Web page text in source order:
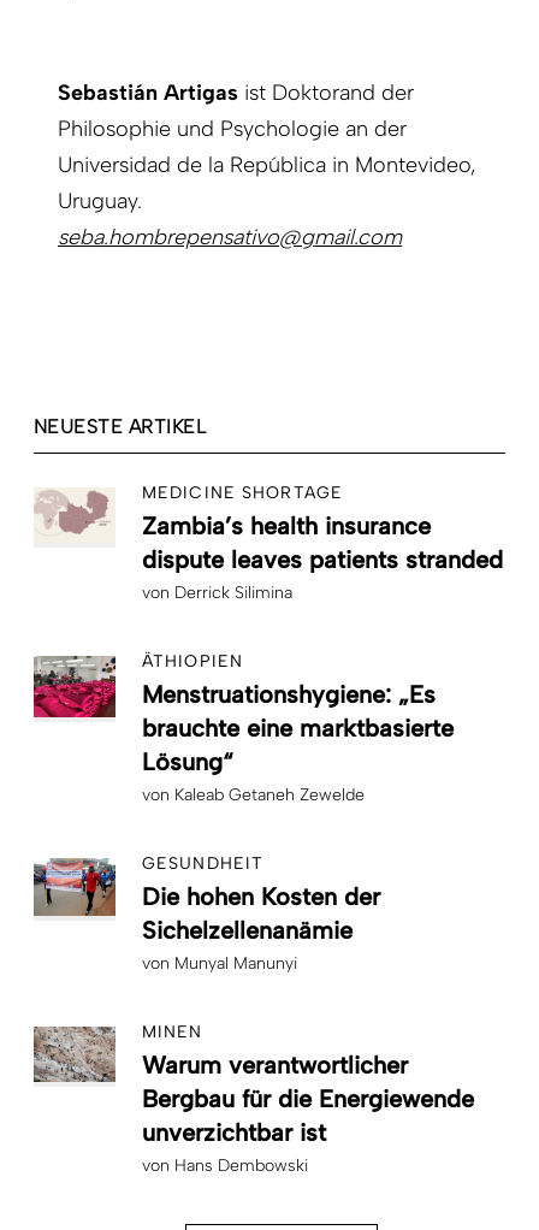
Sebastián Artigas ist Doktorand der
Philosophie und Psychologie an der
Universidad de la República in Montevideo,
Uruguay.
seba.hombrepensativo@gmail.com
NEUESTE ARTIKEL
MEDICINE SHORTAGE
Zambia’s health insurance
dispute leaves patients stranded
von Derrick Silimina
ÄTHIOPIEN
Menstruationshygiene: „Es
brauchte eine marktbasierte
Lösung“
von Kaleab Getaneh Zewelde
GESUNDHEIT
Die hohen Kosten der
Sichelzellenanämie
von Munyal Manunyi
MINEN
Warum verantwortlicher
Bergbau für die Energiewende
unverzichtbar ist
von Hans Dembowski